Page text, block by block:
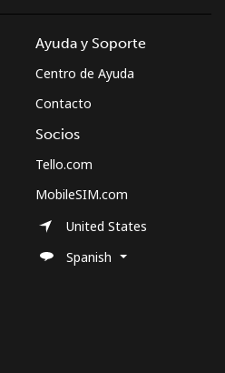
Ayuda y Soporte
Centro de Ayuda
Contacto
Socios
Tello.com
MobileSIM.com
United States
Spanish